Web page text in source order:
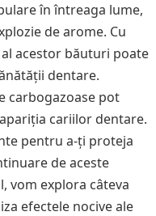
în întreaga lume,
de arome. Cu
acestor băuturi poate
dentare.
carbogazoase pot
cariilor dentare.
pentru a-ți proteja
de aceste
vom explora câteva
efectele nocive ale